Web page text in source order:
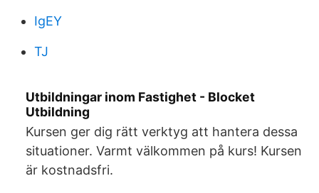
IgEY
TJ
Utbildningar inom Fastighet - Blocket
Utbildning
Kursen ger dig rätt verktyg att hantera dessa
situationer. Varmt välkommen på kurs! Kursen
är kostnadsfri.